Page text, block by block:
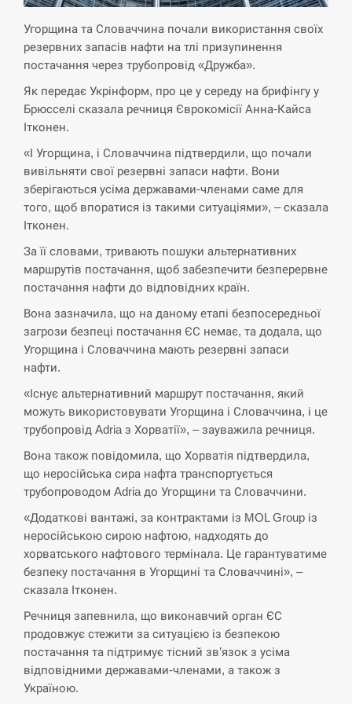
СЕРПЕНЬ
Экс-послу в США Стефанишиной вручили новое
подозрение и избирают меру…
СЕРПЕНЬ
У Росії розгортається ракетний підрозділ КНДР –
Reuters
СЕРПЕНЬ
14:23
Поставки ракет для ПВО сократились втрое,
хотя у партнеров они…
14:10
У Румунії затоплять чотири баржі для
збільшення потоку води до…
СЕРПЕНЬ
13:53
В Москве пожаловались на “кратный рост” атак
дронов Украины
СЕРПЕНЬ
13:40
Біля українського літака в аеропорту Лейпцига
виявили дрон, ймовірно, з…
СЕРПЕНЬ
13:23
ответили, как отреагируют на…
СЕРПЕНЬ
13:10
Тайвань проводить найбільші військові
Угорщина та Словаччина почали використання своїх
резервних запасів нафти на тлі призупинення
постачання через трубопровід «Дружба».
Як передає Укрінформ, про це у середу на брифінгу у
Брюсселі сказала речниця Єврокомісії Анна-Кайса
Ітконен.
«І Угорщина, і Словаччина підтвердили, що почали
вивільняти свої резервні запаси нафти. Вони
зберігаються усіма державами-членами саме для
того, щоб впоратися із такими ситуаціями», – сказала
Ітконен.
За її словами, тривають пошуки альтернативних
маршрутів постачання, щоб забезпечити безперервне
постачання нафти до відповідних країн.
Вона зазначила, що на даному етапі безпосередньої
загрози безпеці постачання ЄС немає, та додала, що
Угорщина і Словаччина мають резервні запаси
нафти.
«Існує альтернативний маршрут постачання, який
можуть використовувати Угорщина і Словаччина, і це
трубопровід Adria з Хорватії», – зауважила речниця.
Вона також повідомила, що Хорватія підтвердила,
що неросійська сира нафта транспортується
трубопроводом Adria до Угорщини та Словаччини.
«Додаткові вантажі, за контрактами із MOL Group із
неросійською сирою нафтою, надходять до
хорватського нафтового термінала. Це гарантуватиме
безпеку постачання в Угорщині та Словаччині», –
сказала Ітконен.
Речниця запевнила, що виконавчий орган ЄС
продовжує стежити за ситуацією із безпекою
постачання та підтримує тісний зв’язок з усіма
відповідними державами-членами, а також з
Україною.